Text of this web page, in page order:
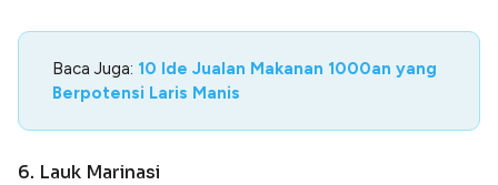
Baca Juga: 10 Ide Jualan Makanan 1000an yang
Berpotensi Laris Manis
6. Lauk Marinasi